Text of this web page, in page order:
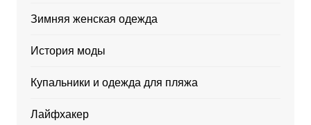
Зимняя женская одежда
История моды
Купальники и одежда для пляжа
Лайфхакер